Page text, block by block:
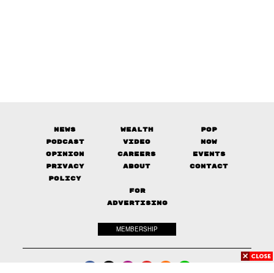
News Wealth
Pop
Podcast
Video
Now
Opinion
Careers
Events
Privacy
Policy
About Contact
FOR
ADVERTISING
MEMBERSHIP